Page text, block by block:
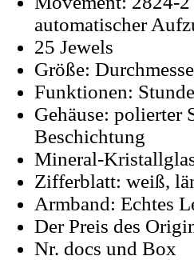
automatischer
25 Jewels
Größe:
Funktionen:
Gehäuse: polierter
Beschichtung
Mineral-
Zifferblatt: weiß,
Armband: Echtes
Der Preis des
Nr. docs und Box